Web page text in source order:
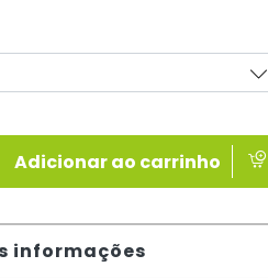
Adicionar ao carrinho
informações